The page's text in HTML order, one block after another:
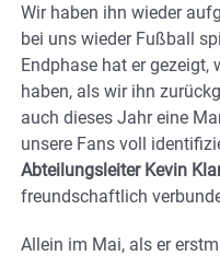
Wir haben ihn wieder
bei uns wieder Fußball
Endphase hat er
haben, als wir ihn
auch dieses Jahr eine
unsere Fans voll
Abteilungsleiter Kevin
freundschaftlich
Allein im Mai, als er